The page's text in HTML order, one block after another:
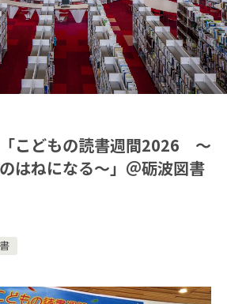
「こどもの読書週間2026 ～
はねになる～」＠砺波図書